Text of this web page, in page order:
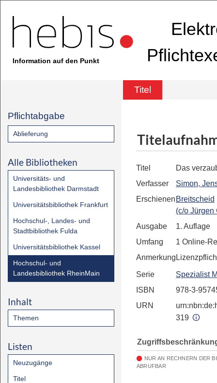
Information auf den Punkt
Titel
Pflichtabgabe
Ablieferung
Alle Bibliotheken
Universitäts- und
Landesbibliothek Darmstadt
Universitätsbibliothek Frankfurt
Hochschul-, Landes- und
Stadtbibliothek Fulda
Universitätsbibliothek Kassel
Hochschul- und
Landesbibliothek RheinMain
Inhalt
Themen
Listen
Neuzugänge
Titel
Titel
Das
Verfasser
Simon,
Erschienen Breitscheid
(c/o Jürgen
Ausgabe
1. Auflage
Umfang
1 Online-
Anmerkung
Serie
Spezialist
ISBN
978-3-
URN
319
NUR AN RECHNERN DER
ABRUFBAR